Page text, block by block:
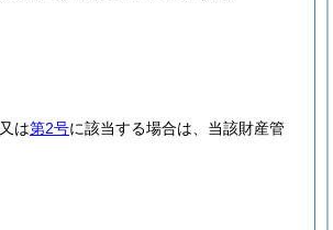
又は第2号に該当する場合は、当該財産管